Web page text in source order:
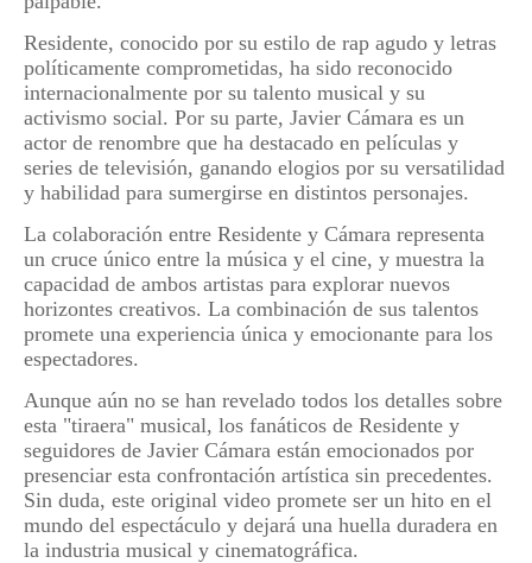
Residente, conocido por su estilo de rap agudo y letras
políticamente comprometidas, ha sido reconocido
internacionalmente por su talento musical y su
activismo social. Por su parte, Javier Cámara es un
actor de renombre que ha destacado en películas y
series de televisión, ganando elogios por su versatilidad
y habilidad para sumergirse en distintos personajes.
La colaboración entre Residente y Cámara representa
un cruce único entre la música y el cine, y muestra la
capacidad de ambos artistas para explorar nuevos
horizontes creativos. La combinación de sus talentos
promete una experiencia única y emocionante para los
espectadores.
Aunque aún no se han revelado todos los detalles sobre
esta "tiraera" musical, los fanáticos de Residente y
seguidores de Javier Cámara están emocionados por
presenciar esta confrontación artística sin precedentes.
Sin duda, este original video promete ser un hito en el
mundo del espectáculo y dejará una huella duradera en
la industria musical y cinematográfica.